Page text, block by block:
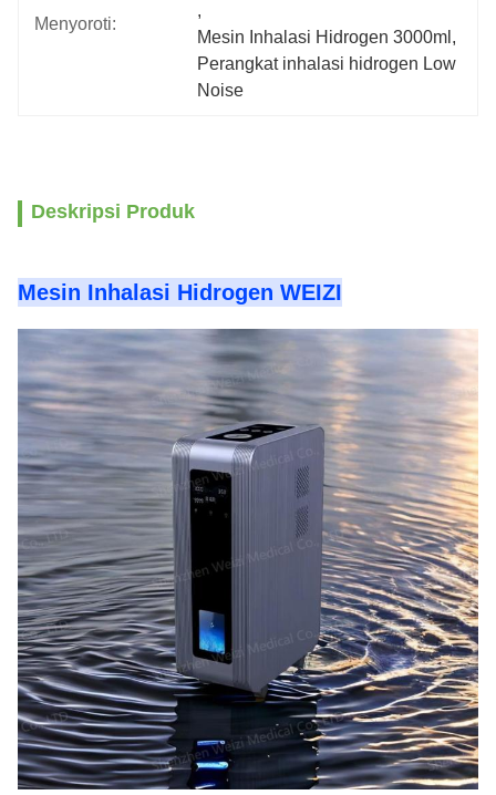
Menyoroti:
,
Mesin Inhalasi Hidrogen 3000ml
Perangkat inhalasi hidrogen Low
Noise
Deskripsi Produk
Mesin Inhalasi Hidrogen WEIZI